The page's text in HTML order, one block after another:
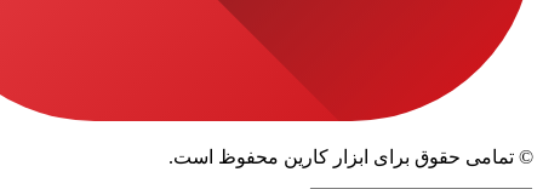
برای ابزار کارین محفوظ است.